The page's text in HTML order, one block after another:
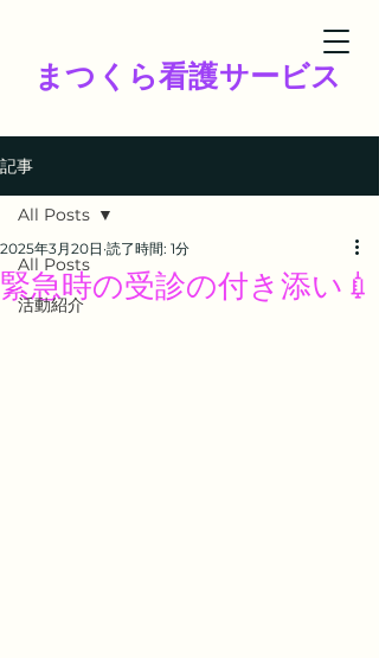
まつくら看護サービス
記事
All Posts
活動紹介
All Posts
緊急時の受診の付き添い💉
2025年3月20日 読了時間: 1分